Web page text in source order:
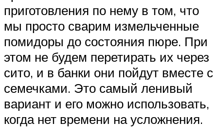
приготовления по нему в том, что
мы просто сварим измельченные
помидоры до состояния пюре. При
этом не будем перетирать их через
сито, и в банки они пойдут вместе с
семечками. Это самый ленивый
вариант и его можно использовать,
когда нет времени на усложнения.